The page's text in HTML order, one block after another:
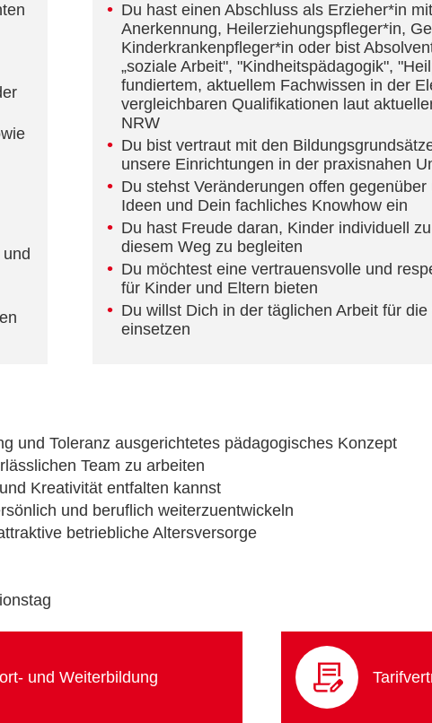
Du hast einen Abschluss als Erzieher*in
Anerkennung, Heilerziehungspfleger*in,
Kinderkrankenpfleger*in oder bist
„soziale Arbeit", "Kindheitspädagogik",
fundiertem, aktuellem Fachwissen in der
vergleichbaren Qualifikationen laut
NRW
Du bist vertraut mit den
unsere Einrichtungen in der praxisnahen
Du stehst Veränderungen offen
Ideen und Dein fachliches Knowhow ein
Du hast Freude daran, Kinder individuell
diesem Weg zu begleiten
Du möchtest eine vertrauensvolle und
für Kinder und Eltern bieten
Du willst Dich in der täglichen Arbeit für
einsetzen
und Toleranz ausgerichtetes pädagogisches Konzept
Team zu arbeiten
Kreativität entfalten kannst
und beruflich weiterzuentwickeln
betriebliche Altersversorge
und Weiterbildung